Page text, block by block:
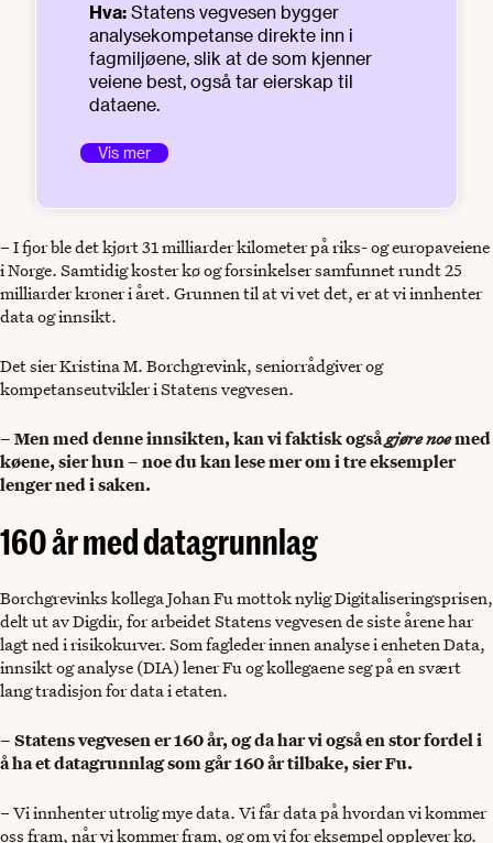
Hva: Statens vegvesen bygger
analysekompetanse direkte inn i
fagmiljøene, slik at de som kjenner
veiene best, også tar eierskap til
dataene.
Bakgrunn:
Statens vegvesen bruker dataanalyse
og maskinlæring for å finne mønstre
tradisjonelt trafikksikkerhetsarbeid har
vanskeligere for å fange opp.
Slik gjør de det:Statens vegvesen har
bygget et helhetlig økosystem for
organisering og kompetanse utvikles
parallelt. Arbeidet skjer i samspill
mellom HR, IT, fagmiljøene og enheten
Resultater:Data og maskinlæring
svinger, lage prognoser for stengte
fjelloverganger og teste varsling av
blendingsfare fra lav sol. Dette fører
igjen til færre ulykker, mindre kø – og
store samfunnsmessige gevinster.
Vis mer
– I fjor ble det kjørt 31 milliarder kilometer på riks- og europaveiene
i Norge. Samtidig koster kø og forsinkelser samfunnet rundt 25
milliarder kroner i året. Grunnen til at vi vet det, er at vi innhenter
data og innsikt.
Det sier Kristina M. Borchgrevink, seniorrådgiver og
kompetanseutvikler i Statens vegvesen.
– Men med denne innsikten, kan vi faktisk ogsågjøre noemed
køene, sier hun – noe du kan lese mer om i tre eksempler
lenger ned i saken.
160 år med datagrunnlag
Borchgrevinks kollega Johan Fu mottok nylig Digitaliseringsprisen,
delt ut av Digdir, for arbeidet Statens vegvesen de siste årene har
lagt ned i risikokurver. Som fagleder innen analyse i enheten Data,
innsikt og analyse (DIA) lener Fu og kollegaene seg på en svært
lang tradisjon for data i etaten.
– Statens vegvesen er 160 år, og da har vi også en stor fordel i
å ha et datagrunnlag som går 160 år tilbake, sier Fu.
– Vi innhenter utrolig mye data. Vi får data på hvordan vi kommer
oss fram, når vi kommer fram, og om vi for eksempel opplever kø.